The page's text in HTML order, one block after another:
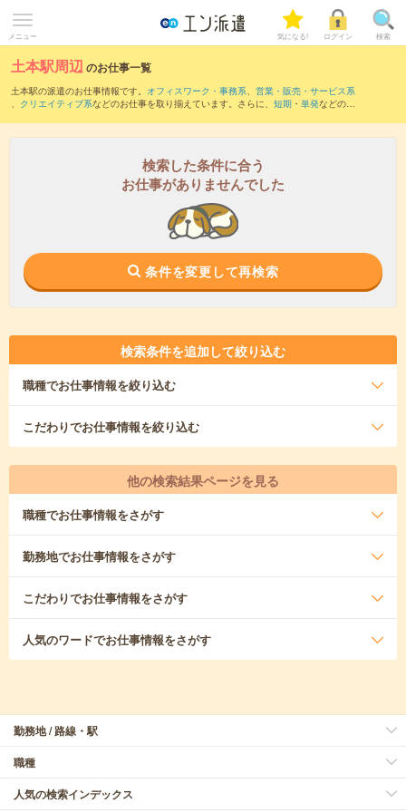
メニュー 気になる! ログイン 検索
土本駅周辺のお仕事一覧
土本駅の派遣のお仕事情報です。 オフィスワーク・事務系、 営業・販売・サービス系
、 クリエイティブ系などのお仕事を取り揃えています。さらに、 短期 ・ 単発などの期
また、井川駅・閑蔵駅・ひらんだ駅・駿河徳山駅・青部駅など近隣駅のお仕事もご確
検索した条件に合う
お仕事がありませんでした
条件を変更して再検索
検索条件を追加して絞り込む
職種でお仕事情報を絞り込む
こだわりでお仕事情報を絞り込む
他の検索結果ページを見る
職種でお仕事情報をさがす
勤務地でお仕事情報をさがす
こだわりでお仕事情報をさがす
人気のワードでお仕事情報をさがす
勤務地 / 路線・駅
職種
人気の検索インデックス